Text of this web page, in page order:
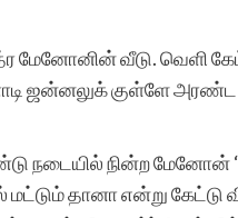
மேனோனின் வீடு. வெளி
ஜன்னலுக் குள்ளே
நடையில் நின்ற மேனோன்
தானா என்று கேட்டு